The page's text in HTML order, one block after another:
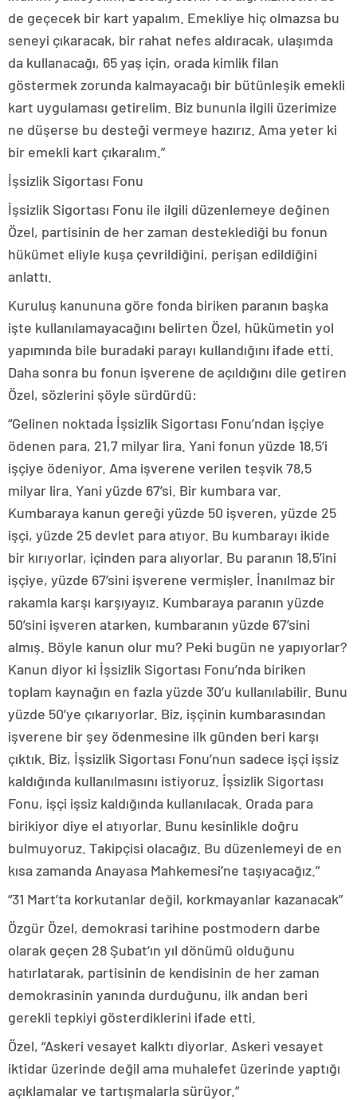
de geçecek bir kart yapalım. Emekliye hiç olmazsa bu
seneyi çıkaracak, bir rahat nefes aldıracak, ulaşımda
da kullanacağı, 65 yaş için, orada kimlik filan
göstermek zorunda kalmayacağı bir bütünleşik emekli
kart uygulaması getirelim. Biz bununla ilgili üzerimize
ne düşerse bu desteği vermeye hazırız. Ama yeter ki
bir emekli kart çıkaralım.”
İşsizlik Sigortası Fonu
İşsizlik Sigortası Fonu ile ilgili düzenlemeye değinen
Özel, partisinin de her zaman desteklediği bu fonun
hükümet eliyle kuşa çevrildiğini, perişan edildiğini
anlattı.
Kuruluş kanununa göre fonda biriken paranın başka
işte kullanılamayacağını belirten Özel, hükümetin yol
yapımında bile buradaki parayı kullandığını ifade etti.
Daha sonra bu fonun işverene de açıldığını dile getiren
Özel, sözlerini şöyle sürdürdü:
“Gelinen noktada İşsizlik Sigortası Fonu’ndan işçiye
ödenen para, 21,7 milyar lira. Yani fonun yüzde 18,5’i
işçiye ödeniyor. Ama işverene verilen teşvik 78,5
milyar lira. Yani yüzde 67’si. Bir kumbara var.
Kumbaraya kanun gereği yüzde 50 işveren, yüzde 25
işçi, yüzde 25 devlet para atıyor. Bu kumbarayı ikide
bir kırıyorlar, içinden para alıyorlar. Bu paranın 18,5’ini
işçiye, yüzde 67’sini işverene vermişler. İnanılmaz bir
rakamla karşı karşıyayız. Kumbaraya paranın yüzde
50’sini işveren atarken, kumbaranın yüzde 67’sini
almış. Böyle kanun olur mu? Peki bugün ne yapıyorlar?
Kanun diyor ki İşsizlik Sigortası Fonu’nda biriken
toplam kaynağın en fazla yüzde 30’u kullanılabilir. Bunu
yüzde 50’ye çıkarıyorlar. Biz, işçinin kumbarasından
işverene bir şey ödenmesine ilk günden beri karşı
çıktık. Biz, İşsizlik Sigortası Fonu’nun sadece işçi işsiz
kaldığında kullanılmasını istiyoruz. İşsizlik Sigortası
Fonu, işçi işsiz kaldığında kullanılacak. Orada para
birikiyor diye el atıyorlar. Bunu kesinlikle doğru
bulmuyoruz. Takipçisi olacağız. Bu düzenlemeyi de en
kısa zamanda Anayasa Mahkemesi’ne taşıyacağız.”
“31 Mart’ta korkutanlar değil, korkmayanlar kazanacak”
Özgür Özel, demokrasi tarihine postmodern darbe
olarak geçen 28 Şubat’ın yıl dönümü olduğunu
hatırlatarak, partisinin de kendisinin de her zaman
demokrasinin yanında durduğunu, ilk andan beri
gerekli tepkiyi gösterdiklerini ifade etti.
Özel, “Askeri vesayet kalktı diyorlar. Askeri vesayet
iktidar üzerinde değil ama muhalefet üzerinde yaptığı
açıklamalar ve tartışmalarla sürüyor.”